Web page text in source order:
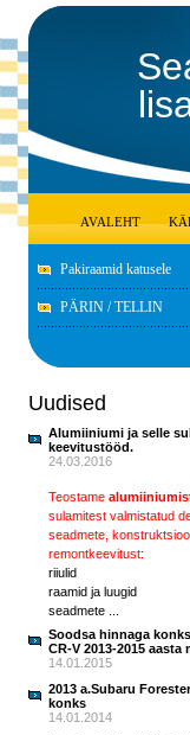
AVALEHT
Pakiraamid katusele
PÄRIN / TELLIN
Uudised
Alumiiniumi ja selle
keevitustööd.
24.03.2016
Teostame
sulamitest valmistatud
seadmete,
remontkeevitust:
riiulid
raamid ja luugid
seadmete ...
Soodsa hinnaga
CR-V 2013-2015 aasta
14.01.2015
2013 a.Subaru
konks
14.01.2014